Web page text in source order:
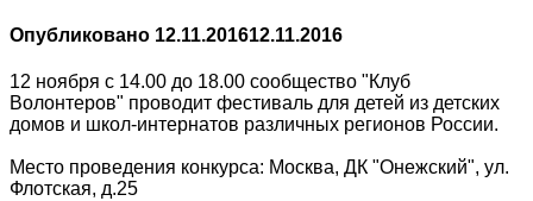
Опубликовано 12.11.201612.11.2016
12 ноября с 14.00 до 18.00 сообщество "Клуб
Волонтеров" проводит фестиваль для детей из детских
домов и школ-интернатов различных регионов России.
Место проведения конкурса: Москва, ДК "Онежский", ул.
Флотская, д.25